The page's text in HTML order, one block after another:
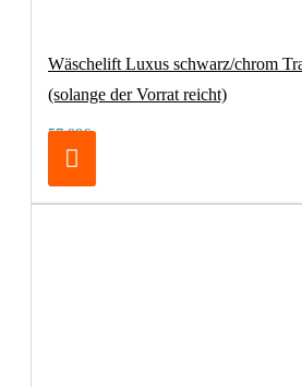
Wäschelift Luxus schwarz/chrom
(solange der Vorrat reicht)
57,98€